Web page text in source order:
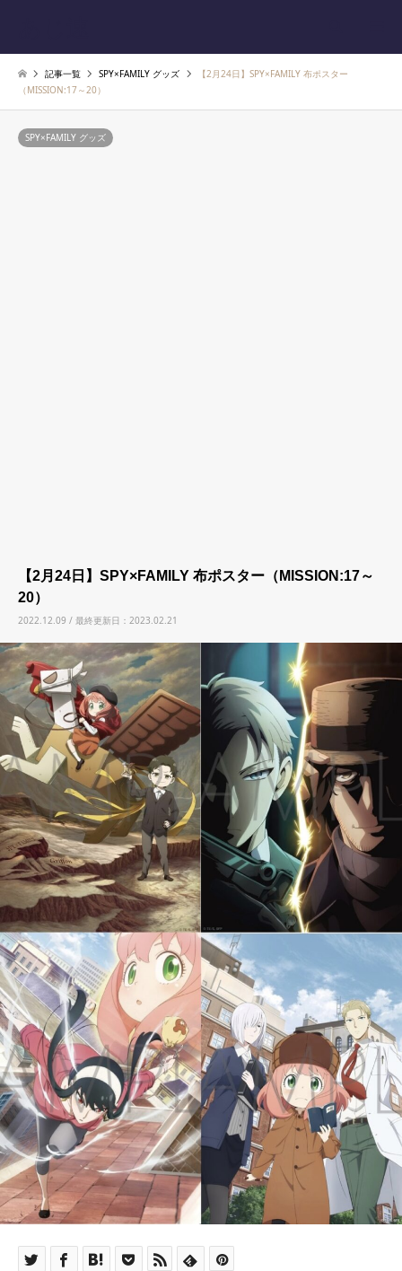
記事一覧 SPY×FAMILY グッズ
【2月24日】SPY×FAMILY 布ポスター
（MISSION:17～20）
SPY×FAMILY グッズ
【2月24日】SPY×FAMILY 布ポスター（MISSION:17～
20）
2022.12.09 / 最終更新日：2023.02.21